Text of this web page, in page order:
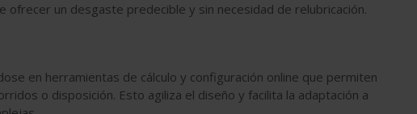
ofrecer un desgaste predecible y sin necesidad de relubricación.
en herramientas de cálculo y configuración online que permiten
o disposición. Esto agiliza el diseño y facilita la adaptación a